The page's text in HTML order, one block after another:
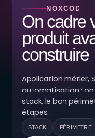
NOXCOD
On cadre
produit
construire
Application métier,
automatisation : on
stack, le bon
étapes.
STACK PÉRIMÈTRE